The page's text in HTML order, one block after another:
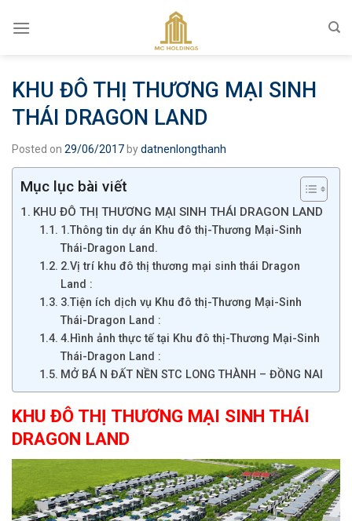
KHU ĐÔ THỊ THƯƠNG MẠI SINH
THÁI DRAGON LAND
Posted on 29/06/2017bydatnenlongthanh
Mục lục bài viết
KHU ĐÔ THỊ THƯƠNG MẠI SINH THÁI DRAGON LAND
1.Thông tin dự án Khu đô thị-Thương Mại-Sinh
Thái-Dragon Land.
2.Vị trí khu đô thị thương mại sinh thái Dragon
Land :
3.Tiện ích dịch vụ Khu đô thị-Thương Mại-Sinh
Thái-Dragon Land :
4.Hình ảnh thực tế tại Khu đô thị-Thương Mại-Sinh
Thái-Dragon Land :
MỞ BÁ N ĐẤT NỀN STC LONG THÀNH – ĐỒNG NAI
KHU ĐÔ THỊ THƯƠNG MẠI SINH THÁI
DRAGON LAND